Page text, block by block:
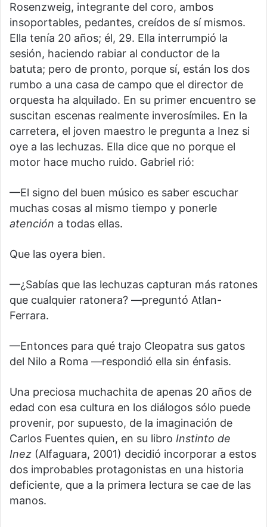
Rosenzweig, integrante del coro, ambos
insoportables, pedantes, creídos de sí mismos.
Ella tenía 20 años; él, 29. Ella interrumpió la
sesión, haciendo rabiar al conductor de la
batuta; pero de pronto, porque sí, están los dos
rumbo a una casa de campo que el director de
orquesta ha alquilado. En su primer encuentro se
suscitan escenas realmente inverosímiles. En la
carretera, el joven maestro le pregunta a Inez si
oye a las lechuzas. Ella dice que no porque el
motor hace mucho ruido. Gabriel rió:
—El signo del buen músico es saber escuchar
muchas cosas al mismo tiempo y ponerle
atención a todas ellas.
Que las oyera bien.
—¿Sabías que las lechuzas capturan más ratones
que cualquier ratonera? —preguntó Atlan-
Ferrara.
—Entonces para qué trajo Cleopatra sus gatos
del Nilo a Roma —respondió ella sin énfasis.
Una preciosa muchachita de apenas 20 años de
edad con esa cultura en los diálogos sólo puede
provenir, por supuesto, de la imaginación de
Carlos Fuentes quien, en su libro Instinto de
Inez (Alfaguara, 2001) decidió incorporar a estos
dos improbables protagonistas en una historia
deficiente, que a la primera lectura se cae de las
manos.